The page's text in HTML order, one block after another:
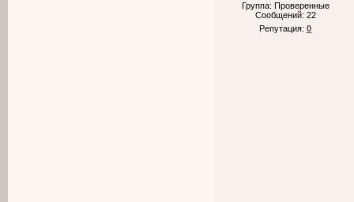
Группа: Проверенные
Сообщений: 22
Репутация: 0